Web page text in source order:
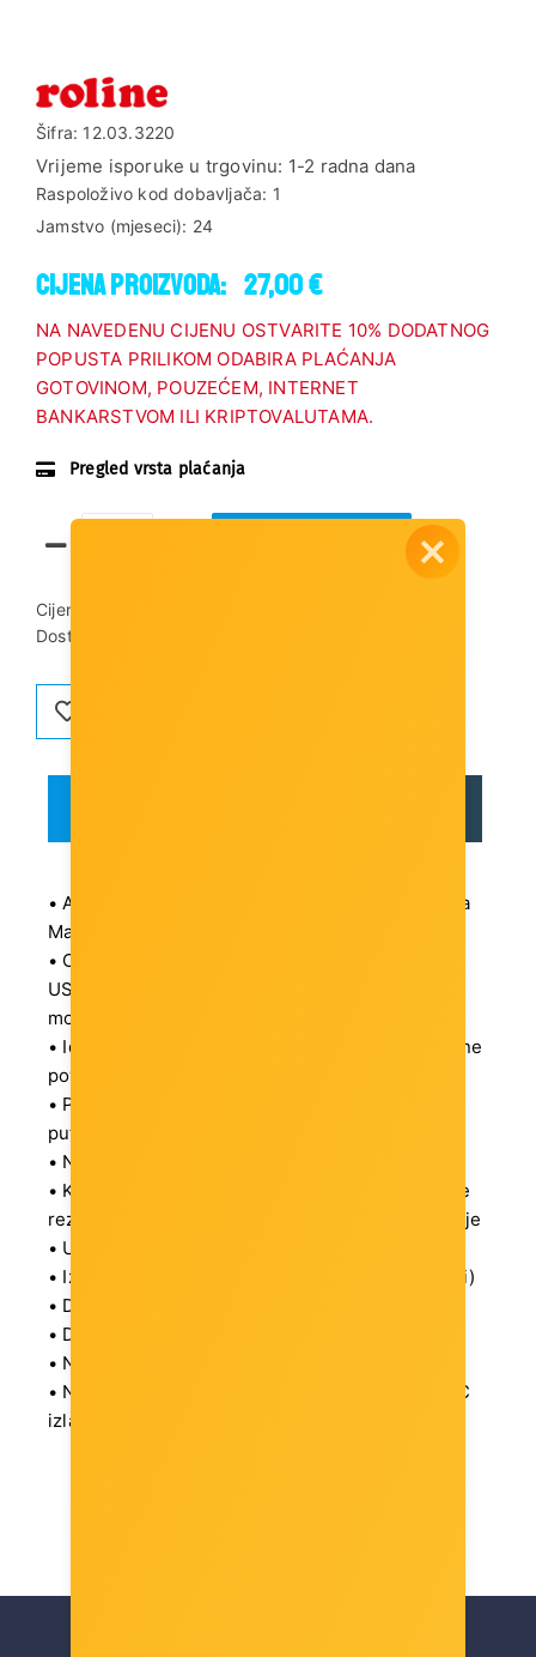
Šifra: 12.03.3220
Vrijeme isporuke u trgovinu: 1-2 radna dana
Raspoloživo kod dobavljača: 1
Jamstvo (mjeseci): 24
Cijena proizvoda: 27,00 €
NA NAVEDENU CIJENU OSTVARITE 10% DODATNOG
POPUSTA PRILIKOM ODABIRA PLAĆANJA
GOTOVINOM, POUZEĆEM, INTERNET
BANKARSTVOM ILI KRIPTOVALUTAMA.
Pregled vrsta plaćanja
Cijena dostave:
Dostupnost artikla:
• Adapter USB 3.1 Type C na DisplayPort (DP) za
MacBook
• Omogućuje povezivanje MacBook uređaja s
USB-C priključkom na bilo koji DisplayPort
monitor ili projektor
• Idealno za zrcaljenje zaslona ili proširenje radne
površine
• Prijenosan dizajn – kompaktan i lagan za
putovanja
• Ne zahtijeva dodatni izvor napajanja
• Kompatibilan s DisplayPort 1.2 – podržava veće
rezolucije, brži osvježavajući interval i dublje boje
• Ulazni priključak (PC): USB Type C (muški)
• Izlazni priključak (Display): DisplayPort (ženski)
• Duljina kabela: cca 10 cm
• DisplayPort verzija: 1.2
• Napajanje: nije potrebno dodatno napajanje
• Namjena: za MacBook i druge uređaje s USB-C
izlazom